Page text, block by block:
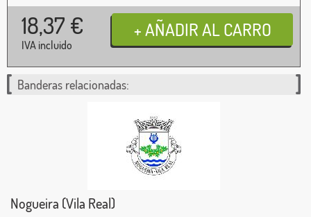
18,37 €
IVA incluido
Banderas relacionadas:
Nogueira (Vila Real)